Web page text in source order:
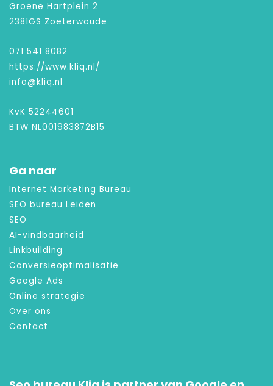
Groene Hartplein 2
2381GS Zoeterwoude
071 541 8082
https://www.kliq.nl/
info@kliq.nl
KvK 52244601
BTW NL001983872B15
Ga naar
Internet Marketing Bureau
SEO bureau Leiden
SEO
AI-vindbaarheid
Linkbuilding
Conversieoptimalisatie
Google Ads
Online strategie
Over ons
Contact